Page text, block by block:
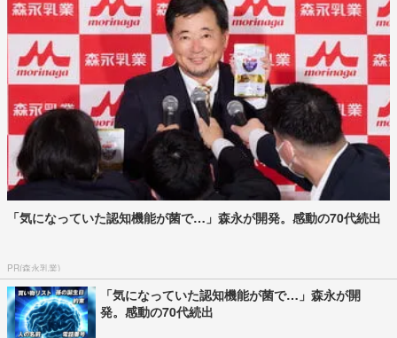
「気になっていた認知機能が菌で…」森永が開発。感動の70代続出
PR(森永乳業)
「気になっていた認知機能が菌で…」森永が開
発。感動の70代続出